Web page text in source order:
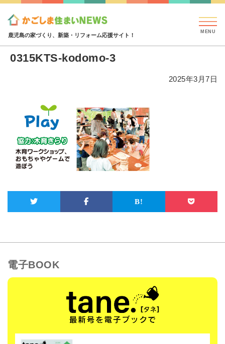
鹿児島の家づくり、新築・リフォーム応援サイト！
0315KTS-kodomo-3
2025年3月7日
電子BOOK